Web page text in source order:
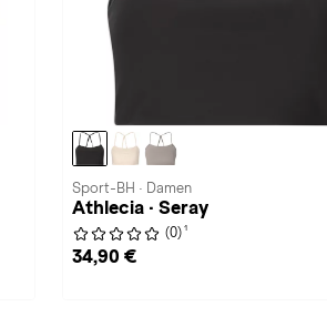
Sport-BH · Damen
Athlecia · Seray
(0) 1
34,90 €